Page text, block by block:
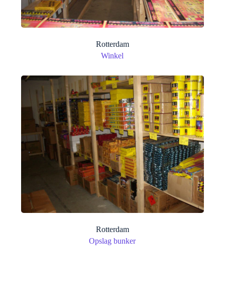
Rotterdam
Winkel
Rotterdam
Opslag bunker